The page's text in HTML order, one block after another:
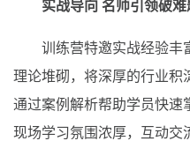
实战导向 名师引领破难
训练营特邀实战经验丰
理论堆砌，将深厚的行业积
通过案例解析帮助学员快速
现场学习氛围浓厚，互动交